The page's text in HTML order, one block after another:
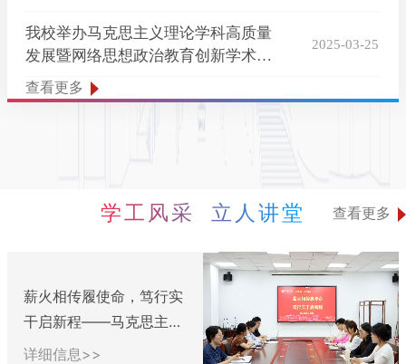
我校举办马克思主义理论学科高质量
发展暨网络思想政治教育创新学术论
坛
2025-03-25
查看更多
学工风采 立人讲堂 查看更多
薪火相传履使命，笃行实
干启新程——马克思主义
学院研究生会工作交...
详细信息>>